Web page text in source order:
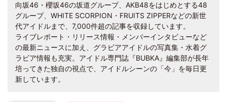
向坂46・櫻坂46の坂道グループ、AKB48をはじめとする48
グループ、WHITE SCORPION・FRUITS ZIPPERなどの新世
代アイドルまで、7,000件超の記事を収録しています。
ライブレポート・リリース情報・メンバーインタビューなど
の最新ニュースに加え、グラビアアイドルの写真集・水着グ
ラビア情報も充実。アイドル専門誌『BUBKA』編集部が長年
培ってきた独自の視点で、アイドルシーンの「今」を毎日更
新しています。